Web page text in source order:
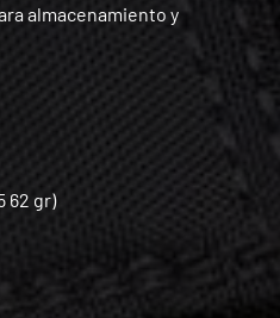
almacenamiento y
62 gr)